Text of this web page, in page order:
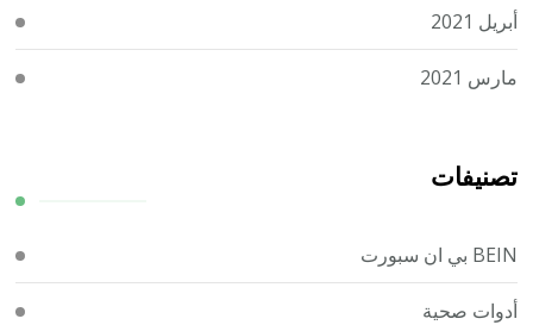
أبريل 2021
مارس 2021
تصنيفات
BEIN بي ان سبورت
أدوات صحية